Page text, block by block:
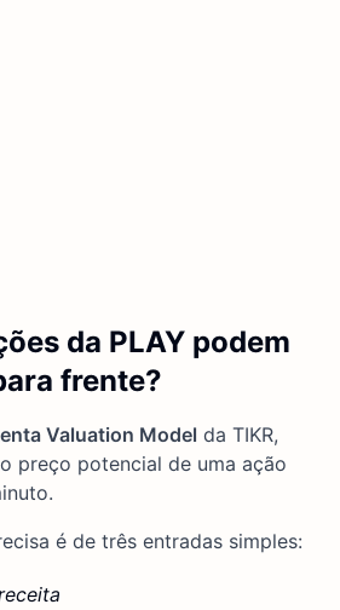
da PLAY podem
frente?
Valuation Model da TIKR,
preço potencial de uma ação
é de três entradas simples: